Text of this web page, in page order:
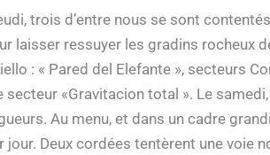
trois d’entre nous se sont
laisser ressuyer les gradins rocheux
: « Pared del Elefante », secteurs
secteur «Gravitacion total ». Le
Au menu, et dans un cadre
jour. Deux cordées tentèrent une voie